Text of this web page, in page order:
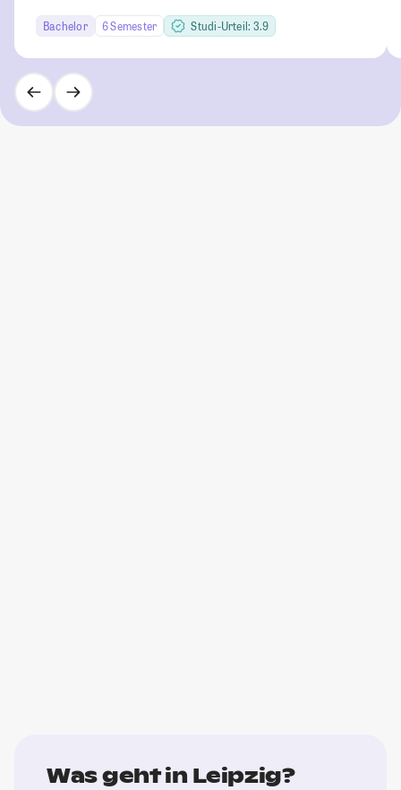
Bachelor 6 Semester Studi-Urteil: 3.9
Was geht in Leipzig?